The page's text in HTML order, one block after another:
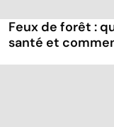
Feux de forêt :
santé et